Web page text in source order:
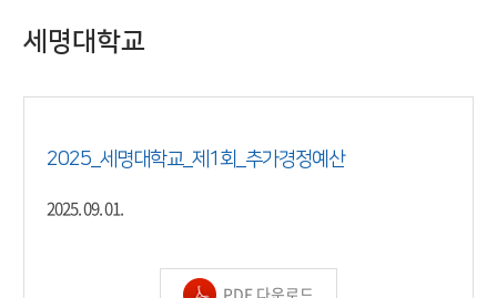
세명대학교
2025_세명대학교_제1회_추가경정예산
2025. 09. 01.
PDF 다운로드